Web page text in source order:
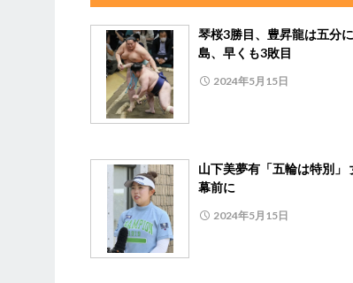
琴桜3勝目、豊昇龍は五分
島、早くも3敗目
2024年5月15日
山下美夢有「五輪は特別」
幕前に
2024年5月15日